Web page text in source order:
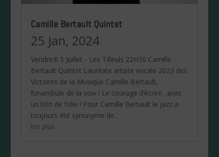
Camille Bertault Quintet
25 Jan, 2024
Vendredi 5 Juillet - Les Tilleuls 22H30 Camille
Bertault Quintet Lauréate artiste vocale 2023 des
Victoires de la Musique Camille Bertault,
funambule de la voix ! Le courage d’écrire…avec
un brin de folie ! Pour Camille Bertault le jazz a
toujours été synonyme de...
lire plus